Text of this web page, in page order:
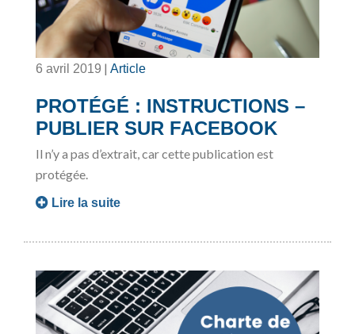
6 avril 2019 | Article
PROTÉGÉ : INSTRUCTIONS –
PUBLIER SUR FACEBOOK
Il n’y a pas d’extrait, car cette publication est
protégée.
Lire la suite